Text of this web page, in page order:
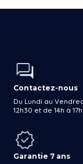
Contactez-nous
Du Lundi au
12h30 et de 14h à
Garantie 7 ans